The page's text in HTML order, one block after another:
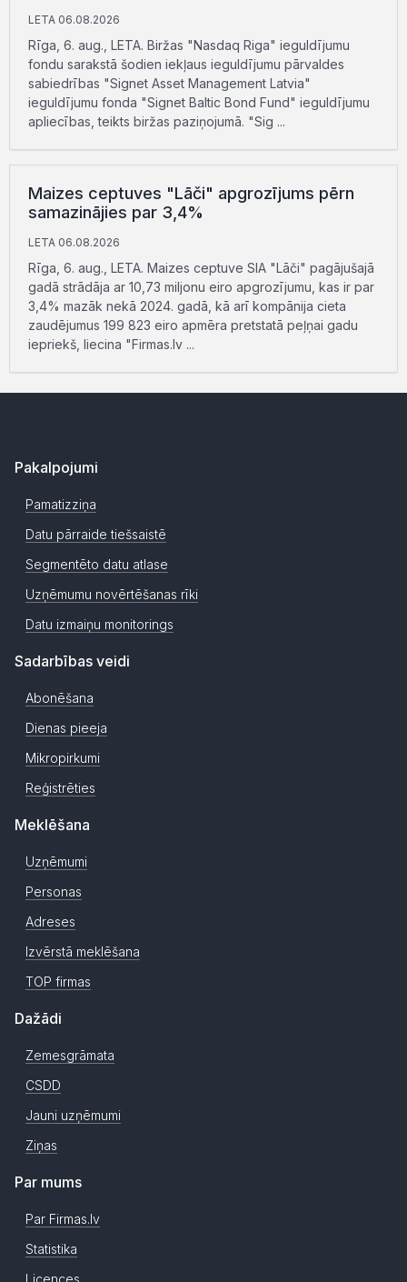
LETA 06.08.2026
Rīga, 6. aug., LETA. Biržas "Nasdaq Riga" ieguldījumu
fondu sarakstā šodien iekļaus ieguldījumu pārvaldes
sabiedrības "Signet Asset Management Latvia"
ieguldījumu fonda "Signet Baltic Bond Fund" ieguldījumu
apliecības, teikts biržas paziņojumā. "Sig ...
Maizes ceptuves "Lāči" apgrozījums pērn
samazinājies par 3,4%
LETA 06.08.2026
Rīga, 6. aug., LETA. Maizes ceptuve SIA "Lāči" pagājušajā
gadā strādāja ar 10,73 miljonu eiro apgrozījumu, kas ir par
3,4% mazāk nekā 2024. gadā, kā arī kompānija cieta
zaudējumus 199 823 eiro apmēra pretstatā peļņai gadu
iepriekš, liecina "Firmas.lv ...
Pakalpojumi
Pamatizziņa
Datu pārraide tiešsaistē
Segmentēto datu atlase
Uzņēmumu novērtēšanas rīki
Datu izmaiņu monitorings
Sadarbības veidi
Abonēšana
Dienas pieeja
Mikropirkumi
Reģistrēties
Meklēšana
Uzņēmumi
Personas
Adreses
Izvērstā meklēšana
TOP firmas
Dažādi
Zemesgrāmata
CSDD
Jauni uzņēmumi
Ziņas
Par mums
Par Firmas.lv
Statistika
Licences